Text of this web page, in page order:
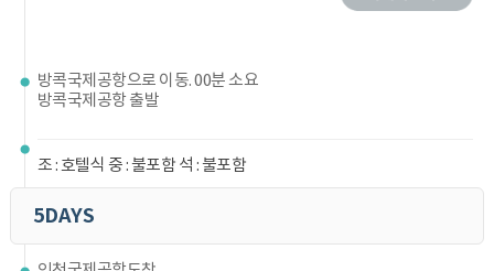
방콕국제공항으로 이동. 00분 소요
방콕국제공항 출발
조 : 호텔식 중 : 불포함 석 : 불포함
5DAYS